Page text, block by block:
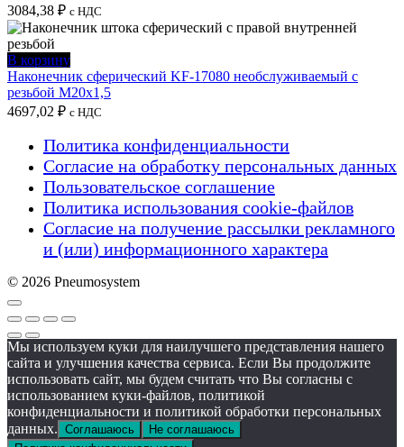
3084,38 ₽ с НДС
В корзину
Наконечник сферический KF-17080 необслуживаемый с
резьбой M20x1,5
4697,02 ₽ с НДС
Политика конфиденциальности
Согласие на обработку персональных данных
Пользовательское соглашение
Политика использования cookie-файлов
Согласие на получение рассылки рекламного
и (или) информационного характера
© 2026 Pneumosystem
Мы используем куки для наилучшего представления нашего
сайта и улучшения качества сервиса. Если Вы продолжите
использовать сайт, мы будем считать что Вы согласны с
использованием куки-файлов, политикой
конфиденциальности и политикой обработки персональных
данных. Соглашаюсь
Не соглашаюсь